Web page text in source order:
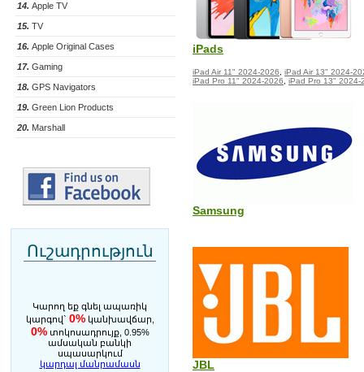
14. Apple TV
15. TV
16. Apple Original Cases
17. Gaming
18. GPS Navigators
19. Green Lion Products
20. Marshall
Ուշադրություն
Կարող եք գնել ապառիկ
կարգով` 0%կանխավճար,
0%տոկոսադրույք, 0.95%
ամսական բանկի
սպասարկում
կարդալ մանրամասն
iPads
iPad Air 11" 2024-2026
iPad Air 13" 2024-
iPad Pro 11" 2024-2026
iPad Pro 13" 2024-
Samsung
JBL